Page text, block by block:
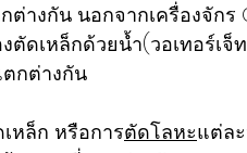
างกัน นอกจากเครื่องจักร
งตัดเหล็กด้วยน้ำ(วอเทอร์เ
ตกต่างกัน
หล็ก หรือการตัดโลหะแต่ล